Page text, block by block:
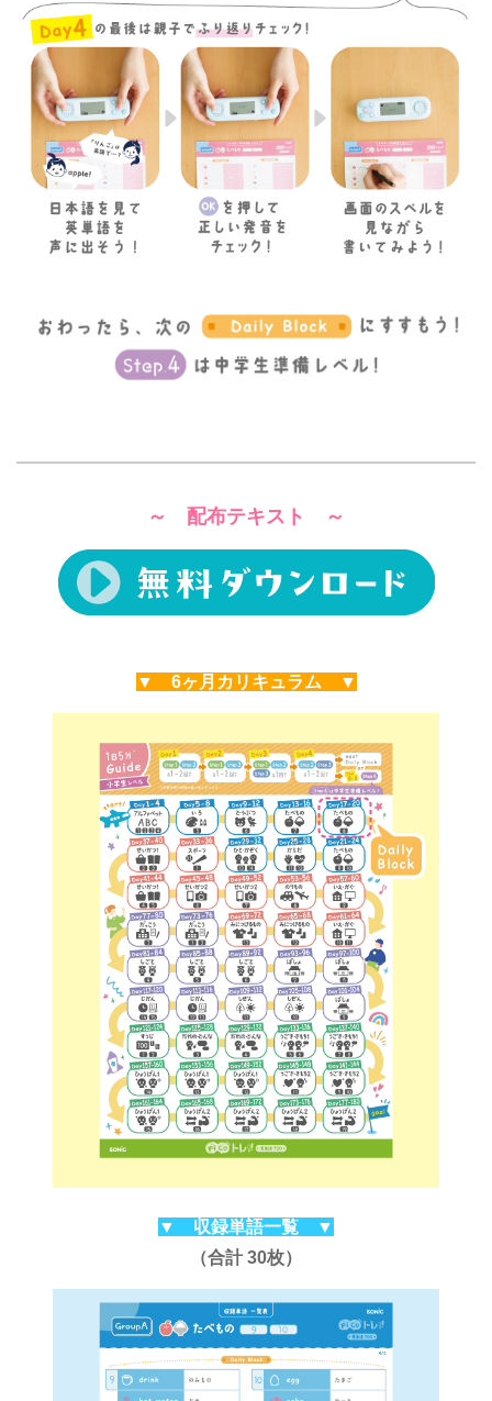
～ 配布テキスト ～
▼ 6ヶ月カリキュラム ▼
▼ 収録単語一覧 ▼
（合計 30枚）